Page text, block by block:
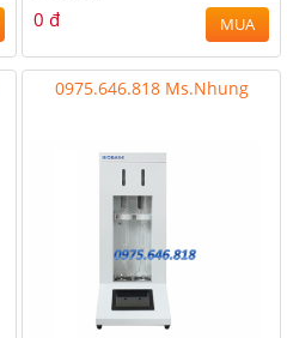
0 đ MUA
0975.646.818 Ms.Nhung